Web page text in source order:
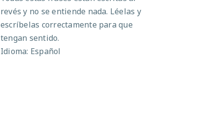
revés y no se entiende nada. Léelas y
escríbelas correctamente para que
tengan sentido.
Idioma: Español